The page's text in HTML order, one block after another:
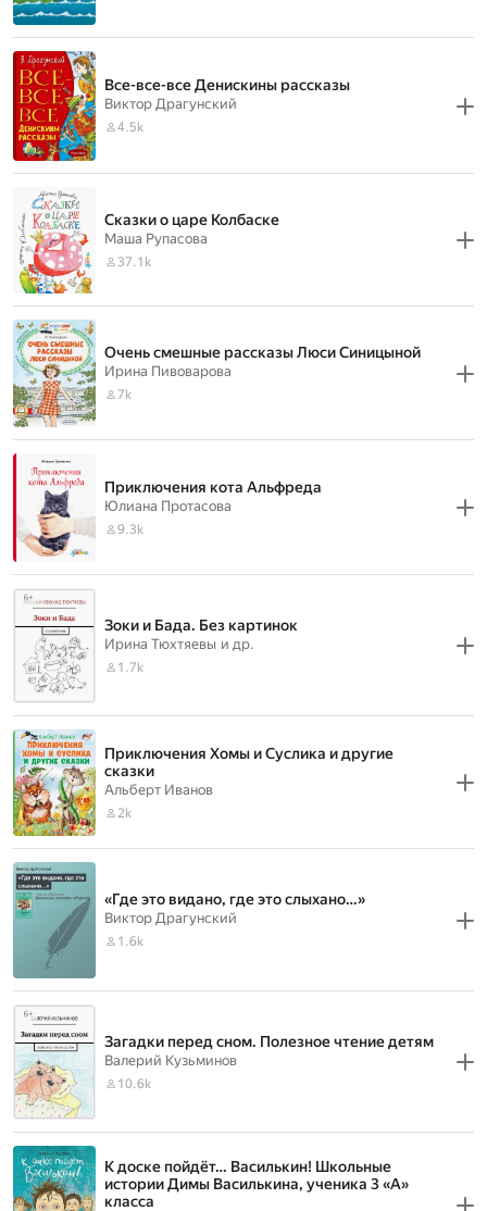
Все-все-все Денискины рассказы
Виктор Драгунский
4.5k
Сказки о царе Колбаске
Маша Рупасова
37.1k
Очень смешные рассказы Люси Синицыной
Ирина Пивоварова
7k
Приключения кота Альфреда
Юлиана Протасова
9.3k
Зоки и Бада. Без картинок
Ирина Тюхтяевы и др.
1.7k
Приключения Хомы и Суслика и другие
сказки
Альберт Иванов
2k
«Где это видано, где это слыхано…»
Виктор Драгунский
1.6k
Загадки перед сном. Полезное чтение детям
Валерий Кузьминов
10.6k
К доске пойдёт… Василькин! Школьные
истории Димы Василькина, ученика 3 «А»
класса